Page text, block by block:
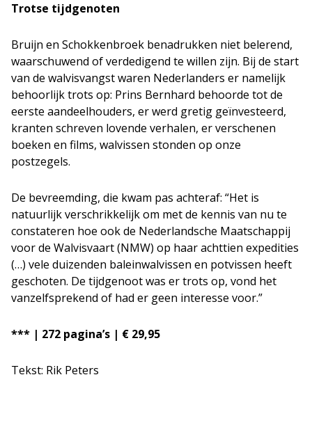
Trotse tijdgenoten
Bruijn en Schokkenbroek benadrukken niet belerend,
waarschuwend of verdedigend te willen zijn. Bij de start
van de walvisvangst waren Nederlanders er namelijk
behoorlijk trots op: Prins Bernhard behoorde tot de
eerste aandeelhouders, er werd gretig geïnvesteerd,
kranten schreven lovende verhalen, er verschenen
boeken en films, walvissen stonden op onze
postzegels.
De bevreemding, die kwam pas achteraf: “Het is
natuurlijk verschrikkelijk om met de kennis van nu te
constateren hoe ook de Nederlandsche Maatschappij
voor de Walvisvaart (NMW) op haar achttien expedities
(…) vele duizenden baleinwalvissen en potvissen heeft
geschoten. De tijdgenoot was er trots op, vond het
vanzelfsprekend of had er geen interesse voor.”
*** | 272 pagina’s | € 29,95
Tekst: Rik Peters